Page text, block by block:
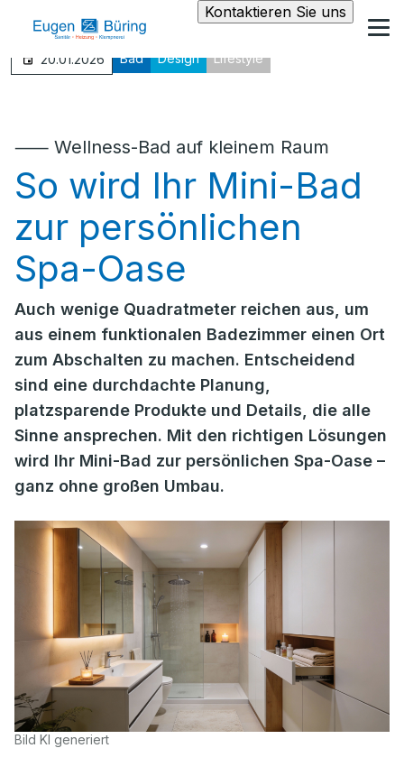
Kontaktieren Sie uns
20.01.2026 Bad Design Lifestyle
⸺ Wellness-Bad auf kleinem Raum
So wird Ihr Mini-Bad
zur persönlichen
Spa-Oase
Auch wenige Quadratmeter reichen aus, um
aus einem funktionalen Badezimmer einen Ort
zum Abschalten zu machen. Entscheidend
sind eine durchdachte Planung,
platzsparende Produkte und Details, die alle
Sinne ansprechen. Mit den richtigen Lösungen
wird Ihr Mini-Bad zur persönlichen Spa-Oase –
ganz ohne großen Umbau.
Bild KI generiert